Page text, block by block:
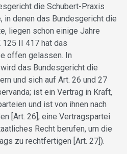
die Schubert-Praxis
in denen das Bundesgericht die
liegen schon einige Jahre
125 II 417 hat das
offen gelassen. In
das Bundesgericht die
und sich auf Art. 26 und 27
ist ein Vertrag in Kraft,
und ist von ihnen nach
[Art. 26]; eine Vertragspartei
Recht berufen, um die
zu rechtfertigen [Art. 27]).